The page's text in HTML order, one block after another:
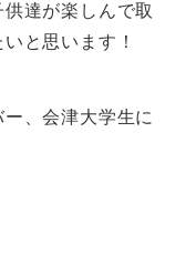
達が楽しんで取
と思います！
、会津大学生に